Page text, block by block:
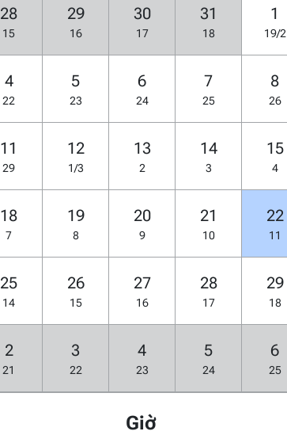
28
15
29
16
30
17
31
18
1
19/2
4
22
5
23
6
24
7
25
8
26
11
29
12
1/3
13
2
14
3
15
4
18
7
19
8
20
9
21
10
22
11
25
14
26
15
27
16
28
17
29
18
2
21
3
22
4
23
5
24
6
25
Giờ